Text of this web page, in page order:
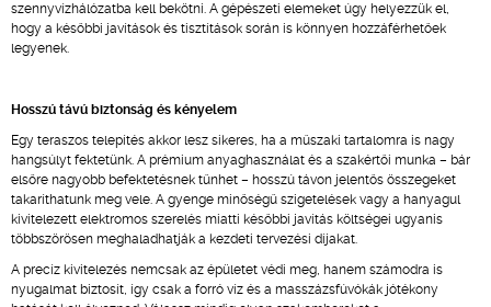
szennyvízhálózatba kell bekötni. A gépészeti elemeket úgy helyezzük el,
hogy a későbbi javítások és tisztítások során is könnyen hozzáférhetőek
legyenek.
Hosszú távú biztonság és kényelem
Egy teraszos telepítés akkor lesz sikeres, ha a műszaki tartalomra is nagy
hangsúlyt fektetünk. A prémium anyaghasználat és a szakértői munka – bár
elsőre nagyobb befektetésnek tűnhet – hosszú távon jelentős összegeket
takaríthatunk meg vele. A gyenge minőségű szigetelések vagy a hanyagul
kivitelezett elektromos szerelés miatti későbbi javítás költségei ugyanis
többszörösen meghaladhatják a kezdeti tervezési díjakat.
A precíz kivitelezés nemcsak az épületet védi meg, hanem számodra is
nyugalmat biztosít, így csak a forró víz és a masszázsfúvókák jótékony